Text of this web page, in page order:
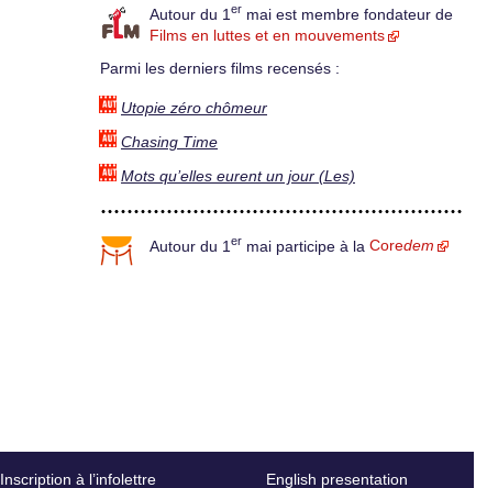
Autour du 1 er mai est membre fondateur de
Films en luttes et en mouvements
Parmi les derniers films recensés :
Utopie zéro chômeur
Chasing Time
Mots qu’elles eurent un jour (Les)
Autour du 1 er mai participe à la Coredem
Inscription à l’infolettre English presentation